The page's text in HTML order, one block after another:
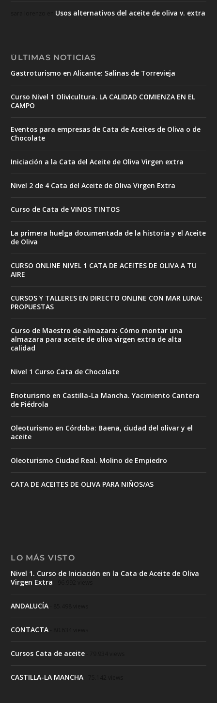
Usos alternativos del aceite de oliva v. extra
ÚLTIMAS NOTICIAS
Gastroturismo en Alicante: Salinas de Torrevieja
Curso Nivel 1 Olivicultura. LA CALIDAD COMIENZA EN EL
CAMPO
Eventos para empresas de Cata de Aceites de Oliva o de
Chocolate
Iniciación a la Cata del Aceite de Oliva Virgen extra
Nivel 2 de 4 Cata del Aceite de Oliva Virgen Extra
Curso de Cata de VINOS TINTOS
La primera huelga documentada de la historia y el Aceite
de Oliva
CURSO ONLINE NIVEL 1 CATA DE ACEITES DE OLIVA A TU
AIRE
CURSOS Y TALLERES EN DIRECTO ONLINE CON MAR LUNA:
PROPUESTAS
Curso de Maestro de almazara: Cómo montar una
almazara para aceite de oliva virgen extra de alta
calidad
Nivel 1 Curso Cata de Chocolate
Enoturismo en Castilla-La Mancha. Yacimiento Cantera
de Piédrola
Oleoturismo en Córdoba: Baena, ciudad del olivar y el
aceite
Oleoturismo Ciudad Real. Molino de Empiedro
CATA DE ACEITES DE OLIVA PARA NIÑOS/AS
LO MÁS VISTO
Nivel 1. Curso de Iniciación en la Cata de Aceite de Oliva
Virgen Extra
ANDALUCÍA
CONTACTA
Cursos Cata de aceite
CASTILLA-LA MANCHA